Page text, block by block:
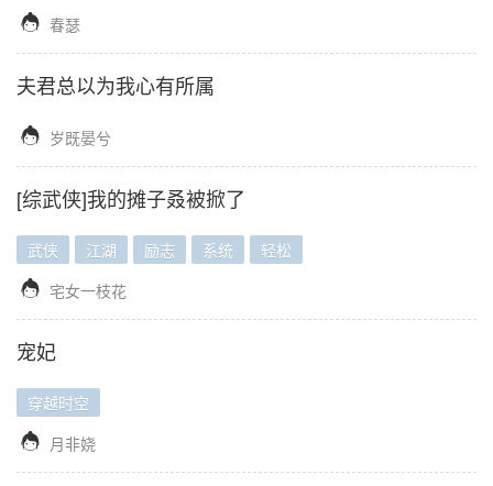
 春瑟
夫君总以为我心有所属
 岁既晏兮
[综武侠]我的摊子叒被掀了
武侠 江湖 励志 系统 轻松
 宅女一枝花
宠妃
穿越时空
 月非娆